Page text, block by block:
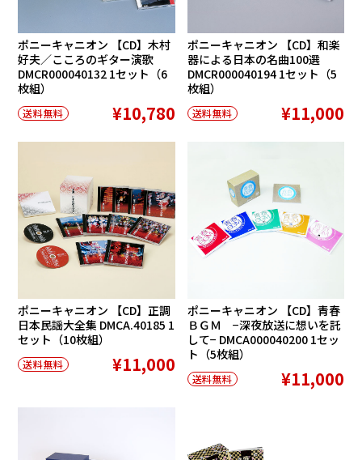
ポニーキャニオン 【CD】木村
好夫／こころのギター演歌
DMCR000040132 1セット（6
枚組）
送料無料 ¥10,780
ポニーキャニオン 【CD】和楽
器による日本の名曲100選
DMCR000040194 1セット（5
枚組）
送料無料 ¥11,000
ポニーキャニオン 【CD】正調
日本民謡大全集 DMCA.40185 1
セット（10枚組）
送料無料 ¥11,000
ポニーキャニオン 【CD】青春
ＢＧＭ −深夜放送に想いを託
して− DMCA000040200 1セッ
ト（5枚組）
送料無料 ¥11,000